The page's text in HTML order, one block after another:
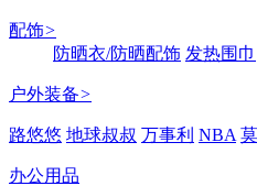
配饰>
防晒衣/防晒配饰 发热围巾
户外装备>
路悠悠 地球叔叔 万事利 NBA
办公用品